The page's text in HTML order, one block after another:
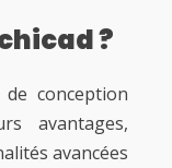
?
conception
avantages,
avancées